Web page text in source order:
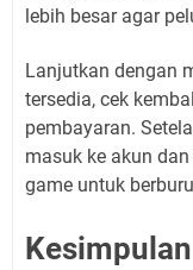
lebih besar agar
Lanjutkan dengan
tersedia, cek
pembayaran.
masuk ke akun
game untuk
Kesimpulan